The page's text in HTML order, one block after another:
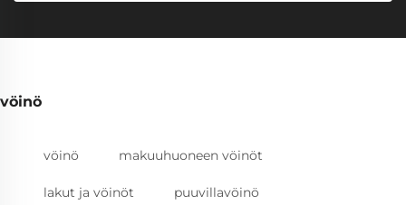
vöinö
vöinö makuuhuoneen vöinöt
lakut ja vöinöt puuvillavöinö